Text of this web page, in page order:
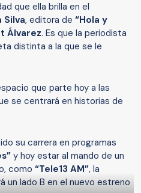
que ella brilla en el
Silva, editora de “Hola y
Álvarez. Es que la periodista
distinta a la que se le
que parte hoy a las
se centrará en historias de
su carrera en programas
y hoy estar al mando de un
como “Tele13 AM”, la
un lado B en el nuevo estreno